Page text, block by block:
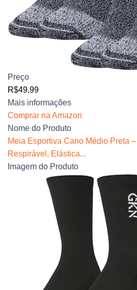
Preço
R$49,99
Mais informações
Comprar na Amazon
Nome do Produto
Meia Esportiva Cano Médio Preta
Respirável, Elástica...
Imagem do Produto